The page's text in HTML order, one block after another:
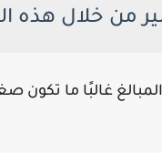
من خلال هذه
غالبًا ما تكون